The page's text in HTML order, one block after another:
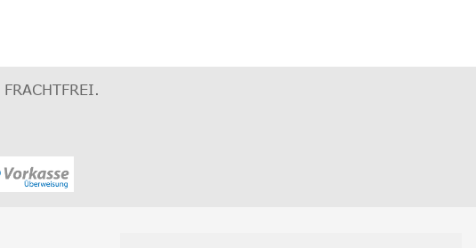
FRACHTFREI.